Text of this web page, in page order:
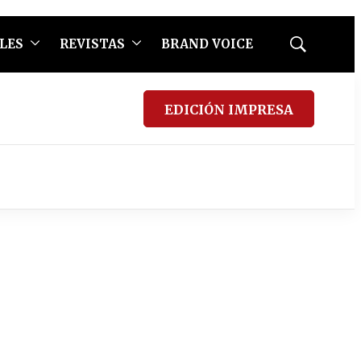
REVISTAS BRAND VOICE
Mostrar
EDICIÓN IMPRESA